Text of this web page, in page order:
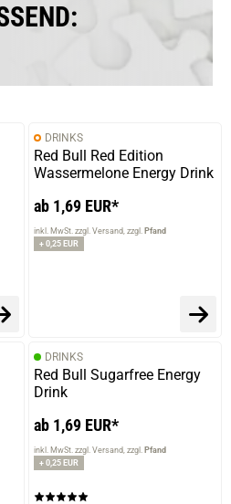
DRINKS
Red Bull Red Edition
Wassermelone Energy Drink
ab 1,69 EUR*
inkl. MwSt. zzgl. Versand zzgl. Pfand
+ 0,25 EUR
DRINKS
Red Bull Sugarfree Energy
Drink
ab 1,69 EUR*
inkl. MwSt. zzgl. Versand zzgl. Pfand
+ 0,25 EUR